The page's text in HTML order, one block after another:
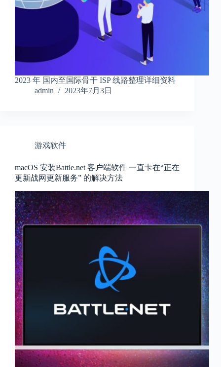
2023 年 国内至国际骨干 ISP 线路整理详细资料
admin
2023年7月3日
游戏软件
macOS 安装Battle.net 客户端软件 一直卡在“正在
更新战网更新服务” 的解决方法